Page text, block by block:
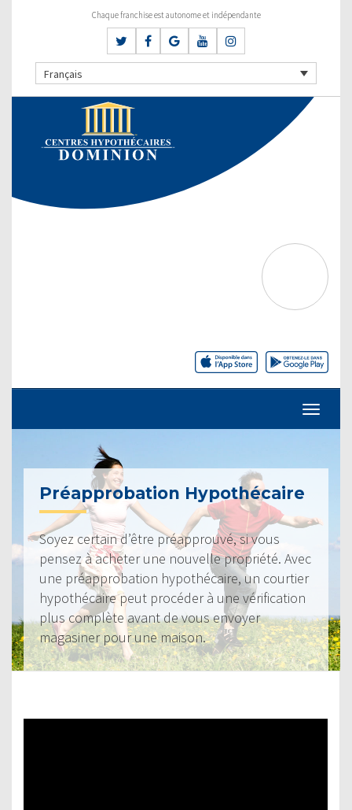
Chaque franchise est autonome et indépendante
Français
Préapprobation Hypothécaire
Soyez certain d’être préapprouvé, si vous
pensez à acheter une nouvelle propriété. Avec
une préapprobation hypothécaire, un courtier
hypothécaire peut procéder à une vérification
plus complète avant de vous envoyer
magasiner pour une maison.